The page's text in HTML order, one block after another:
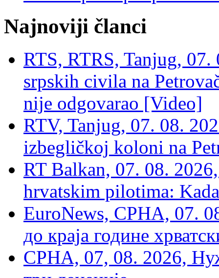
Najnoviji članci
RTS, RTRS, Tanjug,
srpskih civila na
nije odgovarao [Video]
RTV, Tanjug, 07. 08.
izbegličkoj koloni na
RT Balkan, 07. 08.
hrvatskim pilotima:
EuroNews, СРНА, 07.
до краја године
СРНА, 07, 08. 2026,